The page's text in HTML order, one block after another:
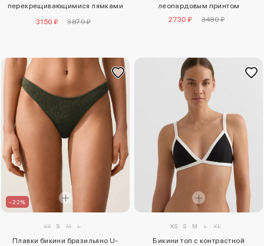
перекрещивающимися лямками
3150 ₽ 3870 ₽
леопардовым принтом
2730 ₽
3480 ₽
–22%
XS S M L
Плавки бикини бразильяно U-
XS S M L XL
Бикини топ с контрастной